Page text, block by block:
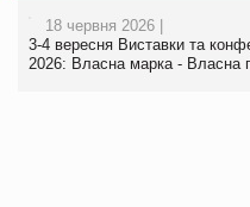
18 червня 2026 |
3-4 вересня Виставки та
2026: Власна марка - Власна